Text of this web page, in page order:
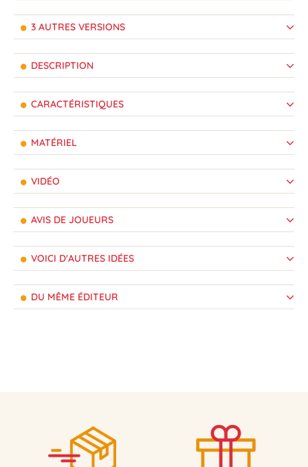
3 AUTRES VERSIONS
DESCRIPTION
CARACTÉRISTIQUES
MATÉRIEL
VIDÉO
AVIS DE JOUEURS
VOICI D'AUTRES IDÉES
DU MÊME ÉDITEUR